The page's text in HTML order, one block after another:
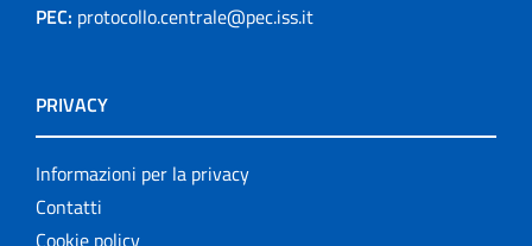
PEC: protocollo.centrale@pec.iss.it
PRIVACY
Informazioni per la privacy
Contatti
Cookie policy